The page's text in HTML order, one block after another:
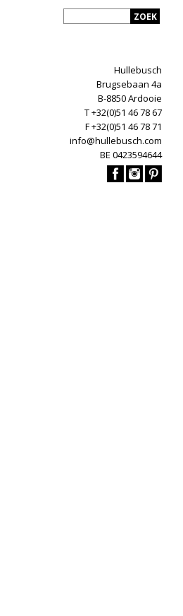
Hullebusch
Brugsebaan 4a
B-8850 Ardooie
T +32(0)51 46 78 67
F +32(0)51 46 78 71
info@hullebusch.com
BE 0423594644